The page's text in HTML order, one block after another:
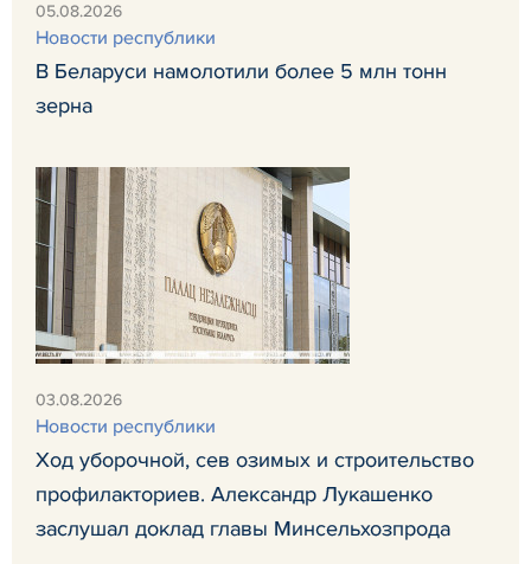
05.08.2026
Новости республики
В Беларуси намолотили более 5 млн тонн
зерна
03.08.2026
Новости республики
Ход уборочной, сев озимых и строительство
профилакториев. Александр Лукашенко
заслушал доклад главы Минсельхозпрода